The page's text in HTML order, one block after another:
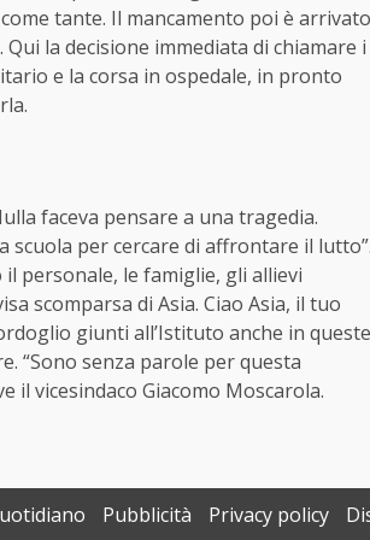
tante. Il mancamento poi è arrivato
la decisione immediata di chiamare i
e la corsa in ospedale, in pronto
faceva pensare a una tragedia.
per cercare di affrontare il lutto”.
personale, le famiglie, gli allievi
scomparsa di Asia. Ciao Asia, il tuo
giunti all’Istituto anche in queste
“Sono senza parole per questa
il vicesindaco Giacomo Moscarola.
Pubblicità Privacy policy